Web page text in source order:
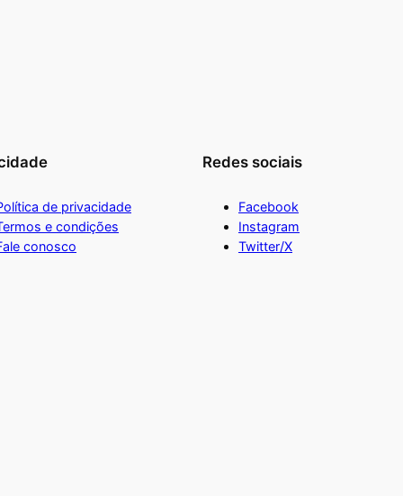
de privacidade
e condições
conosco
Redes sociais
Facebook
Instagram
Twitter/X